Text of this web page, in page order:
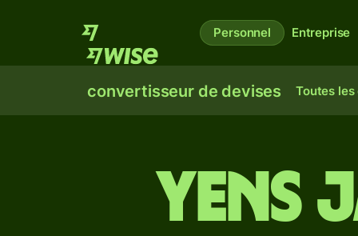
Personnel Entreprise
convertisseur de devises Toutes les
Yens